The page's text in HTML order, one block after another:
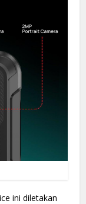
ini diletakan